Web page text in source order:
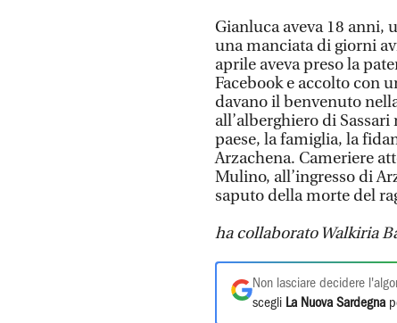
Gianluca aveva 18 anni,
una manciata di giorni
aprile aveva preso la
Facebook e accolto con
davano il benvenuto
all’alberghiero di
paese, la famiglia, la
Arzachena. Cameriere
Mulino, all’ingresso di
saputo della morte del
ha collaborato Walkiria
Non lasciare decidere
scegli La Nuova Sardegna